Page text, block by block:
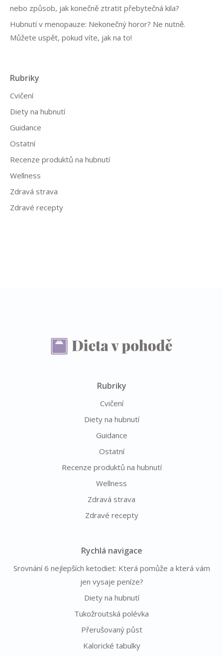
nebo způsob, jak konečně ztratit přebytečná kila?
Hubnutí v menopauze: Nekonečný horor? Ne nutně.
Můžete uspět, pokud víte, jak na to!
Rubriky
Cvičení
Diety na hubnutí
Guidance
Ostatní
Recenze produktů na hubnutí
Wellness
Zdravá strava
Zdravé recepty
Rubriky
Cvičení
Diety na hubnutí
Guidance
Ostatní
Recenze produktů na hubnutí
Wellness
Zdravá strava
Zdravé recepty
Rychlá navigace
Srovnání 6 nejlepších ketodiet: Která pomůže a která vám
jen vysaje peníze?
Diety na hubnutí
Tukožroutská polévka
Přerušovaný půst
Kalorické tabulky